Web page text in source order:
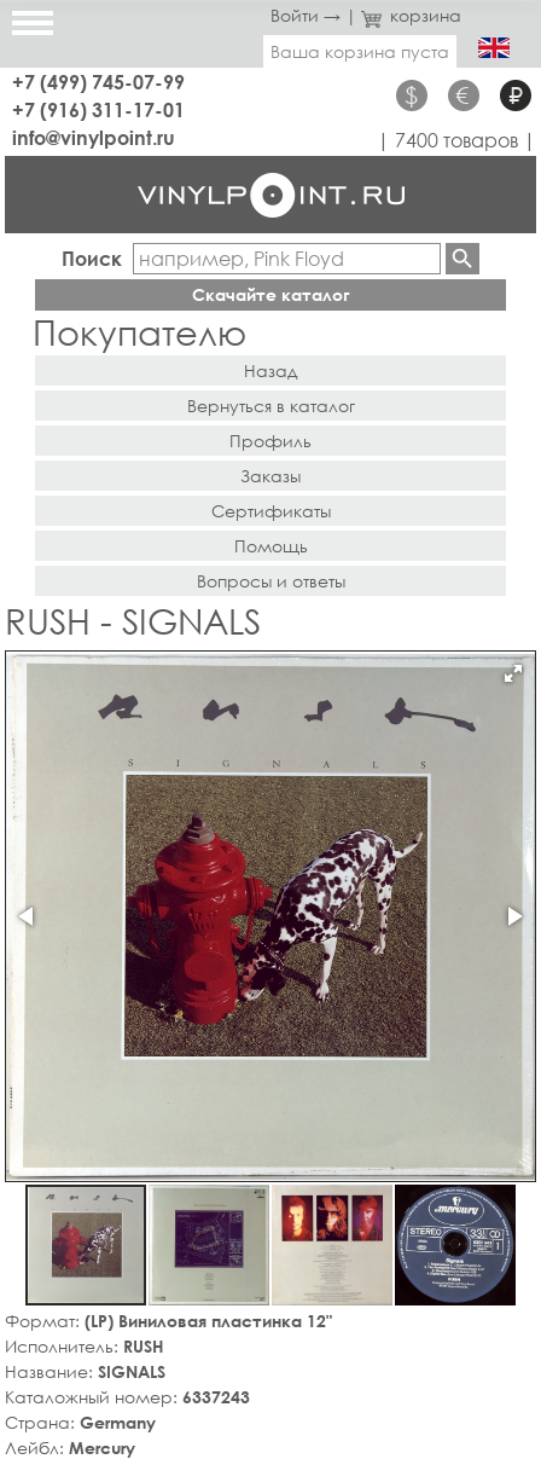
Войти → |
корзина
Ваша корзина пуста
+7 (499) 745-07-99
+7 (916) 311-17-01
$ € ₽
info@vinylpoint.ru | 7400 товаров |
Поиск
Скачайте каталог
Покупателю
Назад
Вернуться в каталог
Профиль
Заказы
Сертификаты
Помощь
Вопросы и ответы
RUSH - SIGNALS
Формат: (LP) Виниловая пластинка 12"
Исполнитель: RUSH
Название: SIGNALS
Каталожный номер: 6337243
Страна: Germany
Лейбл: Mercury